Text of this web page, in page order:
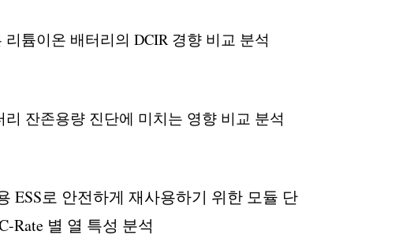
튬이온 배터리의 DCIR 경향 비교 분석
잔존용량 진단에 미치는 영향 비교 분석
ESS로 안전하게 재사용하기 위한 모듈 단
Rate 별 열 특성 분석